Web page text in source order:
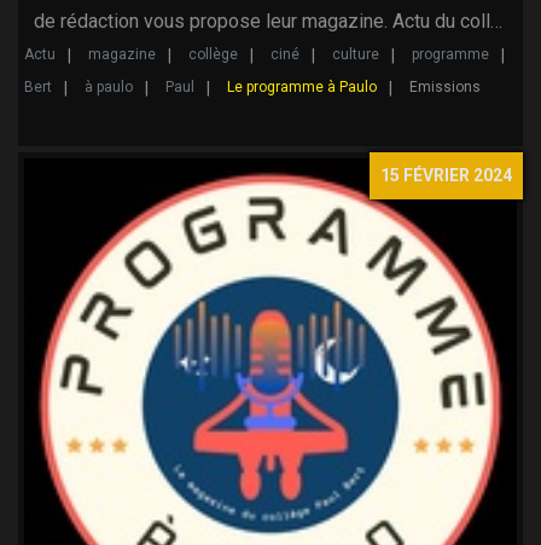
de rédaction vous propose leur magazine. Actu du coll…
Actu magazine collège ciné culture
programme
Bert
à paulo Paul Le programme à Paulo Emissions
15 FÉVRIER 2024